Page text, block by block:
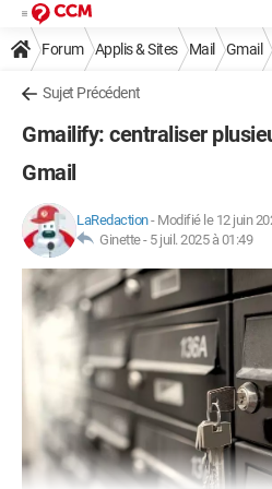
Forum Applis & Sites Mail Gmail
Sujet Précédent
Gmailify: centraliser
Gmail
LaRedaction- Modifié le 12 juin
Ginette - 5 juil. 2025 à 01:49